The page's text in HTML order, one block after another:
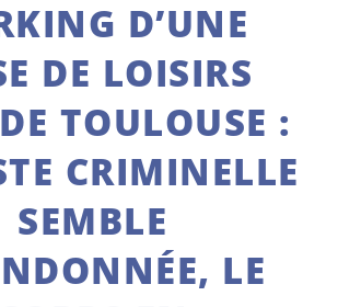
D’UNE
DE LOISIRS
TOULOUSE :
CRIMINELLE
SEMBLE
LE